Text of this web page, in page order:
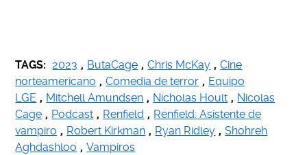
TAGS: 2023 , ButaCage , Chris McKay , Cine
norteamericano , Comedia de terror , Equipo
LGE , Mitchell Amundsen , Nicholas Hoult , Nicolas
Cage , Podcast , Renfield , Renfield: Asistente de
vampiro , Robert Kirkman , Ryan Ridley , Shohreh
Aghdashloo , Vampiros